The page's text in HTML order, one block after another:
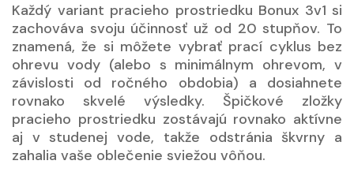
Každý variant pracieho prostriedku Bonux 3v1 si
zachováva svoju účinnosť už od 20 stupňov. To
znamená, že si môžete vybrať prací cyklus bez
ohrevu vody (alebo s minimálnym ohrevom, v
závislosti od ročného obdobia) a dosiahnete
rovnako skvelé výsledky. Špičkové zložky
pracieho prostriedku zostávajú rovnako aktívne
aj v studenej vode, takže odstránia škvrny a
zahalia vaše oblečenie sviežou vôňou.